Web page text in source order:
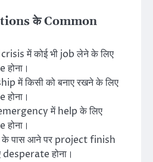
के Common
में कोई भी job लेने के लिए
में किसी को बनाए रखने के लिए
में help के लिए
पास आने पर project finish
होना।